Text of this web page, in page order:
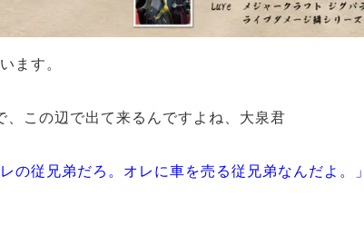
ます。
この辺で出て来るんですよね、大泉君
の従兄弟だろ。オレに車を売る従兄弟なんだよ。」